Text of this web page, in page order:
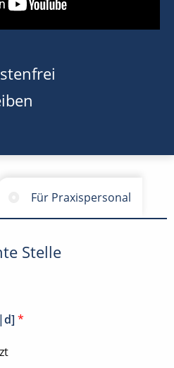
Für Praxispersonal
Stelle
*